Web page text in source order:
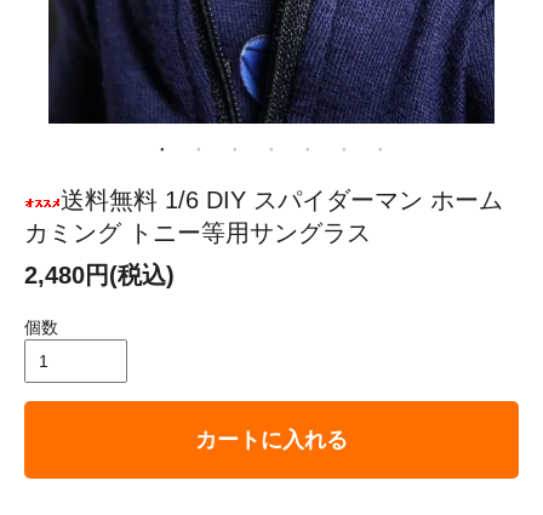
送料無料 1/6 DIY スパイダーマン ホーム
カミング トニー等用サングラス
2,480円(税込)
個数
カートに入れる